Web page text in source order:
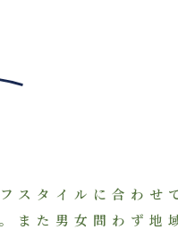
スタイルに合わせ
また男女問わず地